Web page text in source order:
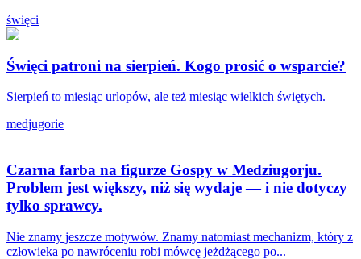
święci
Święci patroni na sierpień. Kogo prosić o wsparcie?
Sierpień to miesiąc urlopów, ale też miesiąc wielkich świętych.
medjugorie
Czarna farba na figurze Gospy w Medziugorju.
Problem jest większy, niż się wydaje — i nie dotyczy
tylko sprawcy.
Nie znamy jeszcze motywów. Znamy natomiast mechanizm, który z
człowieka po nawróceniu robi mówcę jeżdżącego po...